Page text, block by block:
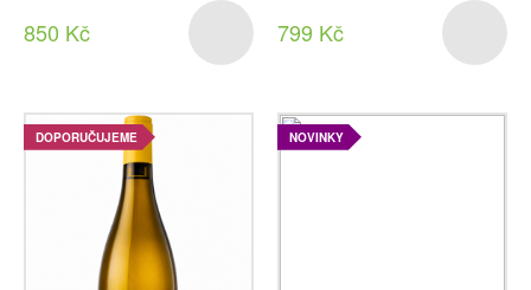
850 Kč 799 Kč
DOPORUČUJEME NOVINKY